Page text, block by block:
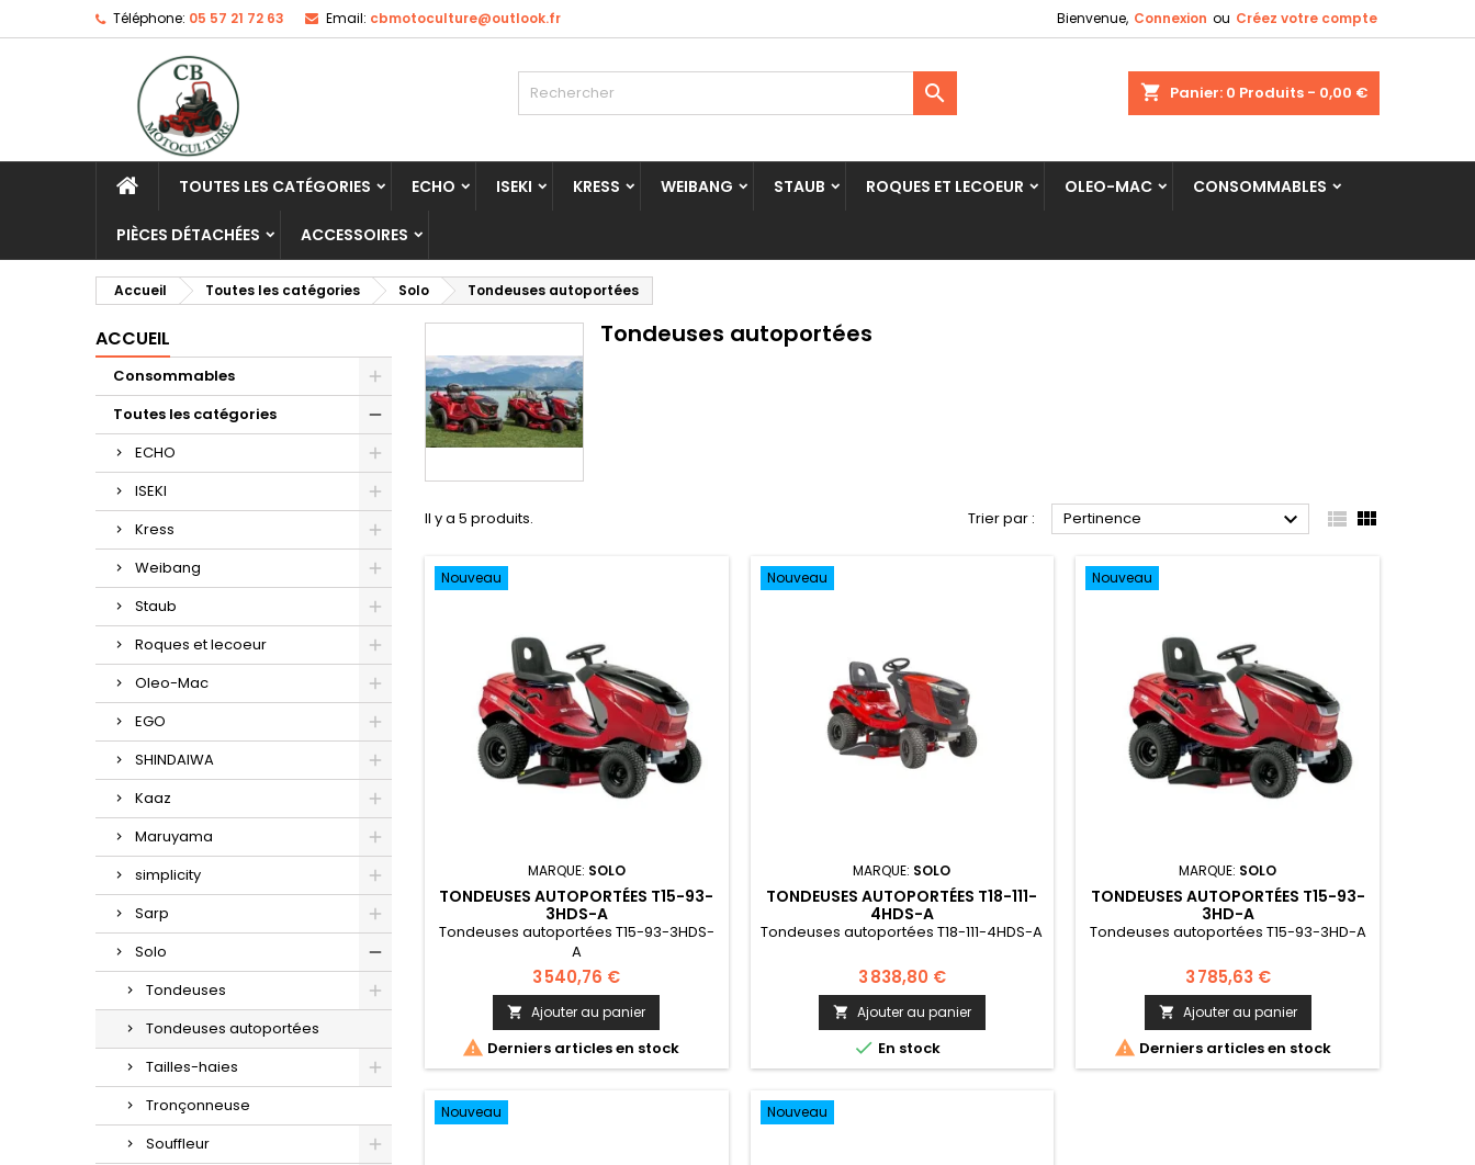
Téléphone: 05 57 21 72 63 Email: cbmotoculture@outlook.fr Bienvenue, Connexion ou Créez votre compte
shopping_cart Panier: 0 Produits - 0,00 €

TOUTES LES CATÉGORIES ECHO ISEKI KRESS WEIBANG STAUB ROQUES ET LECOEUR OLEO-MAC CONSOMMABLES
PIÈCES DÉTACHÉES ACCESSOIRES
Accueil Toutes les catégories Solo Tondeuses autoportées
ACCUEIL
Consommables
Toutes les catégories
ECHO
ISEKI
Kress
Weibang
Staub
Roques et lecoeur
Oleo-Mac
EGO
SHINDAIWA
Kaaz
Maruyama
simplicity
Sarp
Solo
Tondeuses
Tondeuses autoportées
Tailles-haies
Tronçonneuse
Souffleur
Tondeuses autoportées
Il y a 5 produits. Trier par : Pertinence   
Nouveau
MARQUE: SOLO
TONDEUSES AUTOPORTÉES T15-93-
3HDS-A
Tondeuses autoportées T15-93-3HDS-
A
3 540,76 €
 Ajouter au panier
 Derniers articles en stock
Nouveau
MARQUE: SOLO
TONDEUSES AUTOPORTÉES T18-111-
4HDS-A
Tondeuses autoportées T18-111-4HDS-A
3 838,80 €
 Ajouter au panier
 En stock
Nouveau
MARQUE: SOLO
TONDEUSES AUTOPORTÉES T15-93-
3HD-A
Tondeuses autoportées T15-93-3HD-A
3 785,63 €
 Ajouter au panier
 Derniers articles en stock
Nouveau Nouveau